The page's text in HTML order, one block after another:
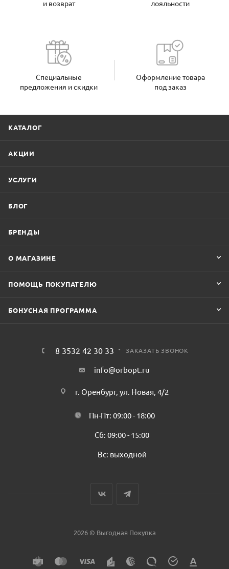
и возврат
лояльности
Специальные
предложения и скидки
Оформление товара
под заказ
КАТАЛОГ
АКЦИИ
УСЛУГИ
БЛОГ
БРЕНДЫ
О МАГАЗИНЕ
ПОМОЩЬ ПОКУПАТЕЛЮ
БОНУСНАЯ ПРОГРАММА
8 3532 42 30 33 ЗАКАЗАТЬ ЗВОНОК
info@orbopt.ru
г. Оренбург, ул. Новая, 4/2
Пн-Пт: 09:00 - 18:00
Сб: 09:00 - 15:00
Вс: выходной
2026 © Выгодная Покупка